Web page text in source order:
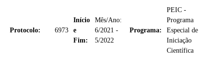
Protocolo: 6973
Início
e
Fim:
Mês/Ano:
6/2021 -
5/2022
Programa:
PEIC -
Programa
Especial de
Iniciação
Científica